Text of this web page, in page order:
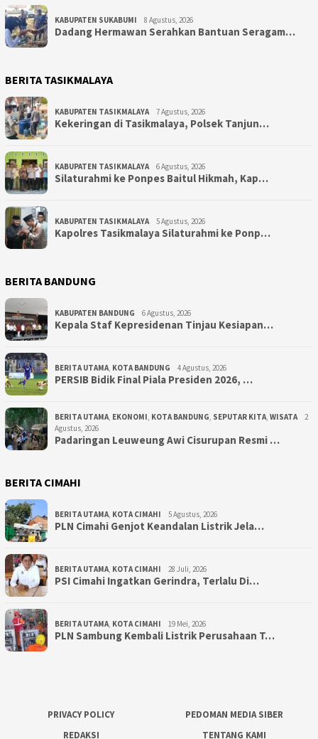
KABUPATEN SUKABUMI 8 Agustus, 2026
Dadang Hermawan Serahkan Bantuan Seragam…
BERITA TASIKMALAYA
KABUPATEN TASIKMALAYA 7 Agustus, 2026
Kekeringan di Tasikmalaya, Polsek Tanjun…
KABUPATEN TASIKMALAYA 6 Agustus, 2026
Silaturahmi ke Ponpes Baitul Hikmah, Kap…
KABUPATEN TASIKMALAYA 5 Agustus, 2026
Kapolres Tasikmalaya Silaturahmi ke Ponp…
BERITA BANDUNG
KABUPATEN BANDUNG 6 Agustus, 2026
Kepala Staf Kepresidenan Tinjau Kesiapan…
BERITA UTAMA, KOTA BANDUNG 4 Agustus, 2026
PERSIB Bidik Final Piala Presiden 2026, …
BERITA UTAMA, EKONOMI, KOTA BANDUNG, SEPUTAR KITA, WISATA
2
Agustus, 2026
Padaringan Leuweung Awi Cisurupan Resmi …
BERITA CIMAHI
BERITA UTAMA, KOTA CIMAHI 5 Agustus, 2026
PLN Cimahi Genjot Keandalan Listrik Jela…
BERITA UTAMA, KOTA CIMAHI 28 Juli, 2026
PSI Cimahi Ingatkan Gerindra, Terlalu Di…
BERITA UTAMA, KOTA CIMAHI 19 Mei, 2026
PLN Sambung Kembali Listrik Perusahaan T…
PRIVACY POLICY
PEDOMAN MEDIA SIBER
REDAKSI
TENTANG KAMI